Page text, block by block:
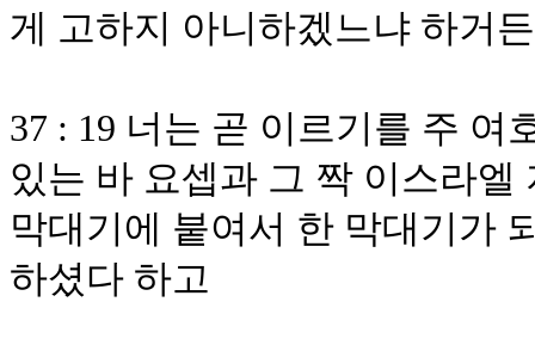
게 고하지 아니하겠느냐 하거든
37 : 19 너는 곧 이르기를 주 여
있는 바 요셉과 그 짝 이스라
막대기에 붙여서 한 막대기가
하셨다 하고